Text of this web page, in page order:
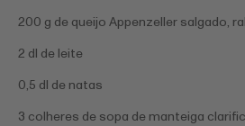
200 g de queijo Appenzeller salgado,
2 dl de leite
0,5 dl de natas
3 colheres de sopa de manteiga